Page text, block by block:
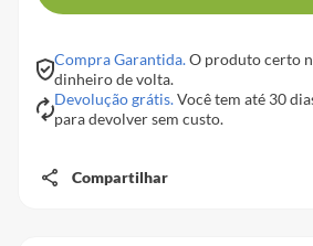
Compra Garantida.O produto certo
dinheiro de volta.
Devolução grátis.Você tem até 30
para devolver sem custo.
Compartilhar